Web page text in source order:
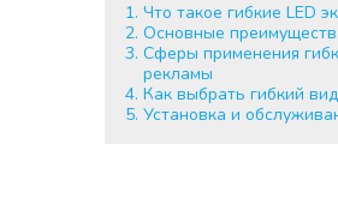
Что такое гибкие LED
Основные
Сферы применения
рекламы
Как выбрать гибкий
Установка и